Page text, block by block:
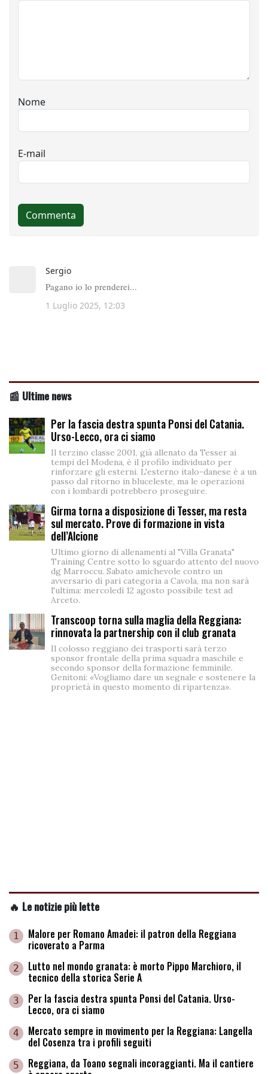
📰 Ultime news
Per la fascia destra spunta Ponsi del Catania.
Urso-Lecco, ora ci siamo
Il terzino classe 2001, già allenato da Tesser ai
tempi del Modena, è il profilo individuato per
rinforzare gli esterni. L'esterno italo-danese è a un
passo dal ritorno in bluceleste, ma le operazioni
con i lombardi potrebbero proseguire.
Girma torna a disposizione di Tesser, ma resta
sul mercato. Prove di formazione in vista
dell’Alcione
Ultimo giorno di allenamenti al "Villa Granata"
Training Centre sotto lo sguardo attento del nuovo
dg Marroccu. Sabato amichevole contro un
avversario di pari categoria a Cavola, ma non sarà
l'ultima: mercoledì 12 agosto possibile test ad
Arceto.
Transcoop torna sulla maglia della Reggiana:
rinnovata la partnership con il club granata
Il colosso reggiano dei trasporti sarà terzo
sponsor frontale della prima squadra maschile e
secondo sponsor della formazione femminile.
Genitoni: «Vogliamo dare un segnale e sostenere la
proprietà in questo momento di ripartenza».
🔥 Le notizie più lette
1 Malore per Romano Amadei: il patron della Reggiana
ricoverato a Parma
2 Lutto nel mondo granata: è morto Pippo Marchioro, il
tecnico della storica Serie A
3 Per la fascia destra spunta Ponsi del Catania. Urso-
Lecco, ora ci siamo
4 Mercato sempre in movimento per la Reggiana: Langella
del Cosenza tra i profili seguiti
5 Reggiana, da Toano segnali incoraggianti. Ma il cantiere